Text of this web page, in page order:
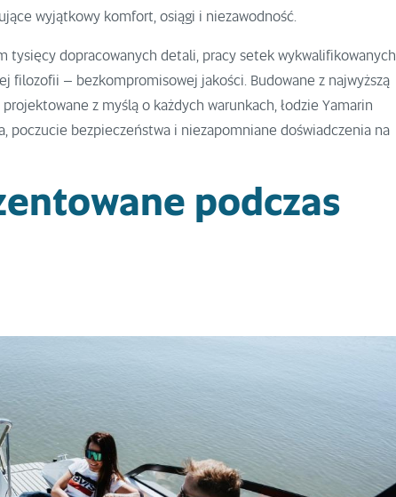
wyjątkowy komfort, osiągi i niezawodność.
tysięcy dopracowanych detali, pracy setek wykwalifikowanych
filozofii – bezkompromisowej jakości. Budowane z najwyższą
z myślą o każdych warunkach, łodzie Yamarin
poczucie bezpieczeństwa i niezapomniane doświadczenia na
podczas